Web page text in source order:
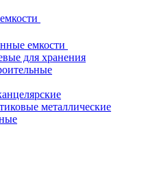
емкости
для хранения
металлические